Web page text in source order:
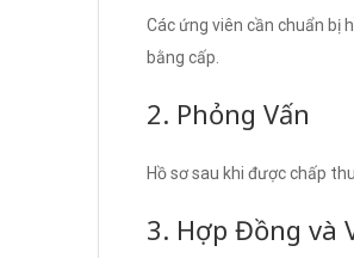
Các ứng viên cần chuẩn bị
bằng cấp.
2. Phỏng Vấn
Hồ sơ sau khi được chấp
3. Hợp Đồng và